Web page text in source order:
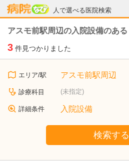
人で選べる医院検索
病院なび
アスモ前駅周辺の入院設備のある
3 件見つかりました
エリア/駅 アスモ前駅周辺
診療科目 (未指定)
詳細条件 入院設備
検索する